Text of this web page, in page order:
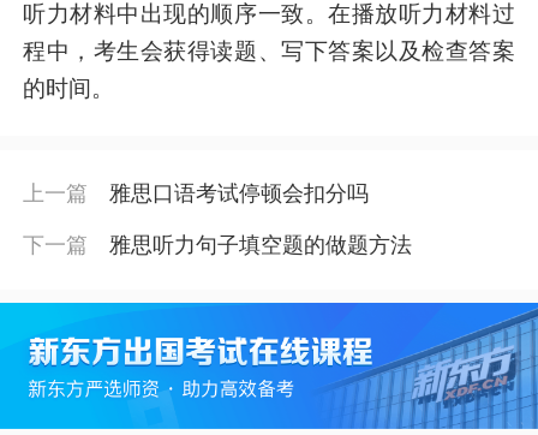
听力材料中出现的顺序一致。在播放听力材料过
程中，考生会获得读题、写下答案以及检查答案
的时间。
上一篇 雅思口语考试停顿会扣分吗
下一篇 雅思听力句子填空题的做题方法